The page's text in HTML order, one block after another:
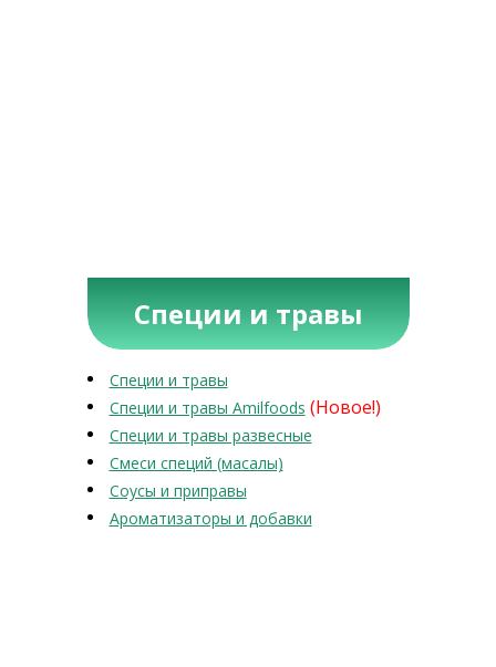
Специи и травы
Специи и травы
Специи и травы Amilfoods (Новое!)
Специи и травы развесные
Смеси специй (масалы)
Соусы и приправы
Ароматизаторы и добавки